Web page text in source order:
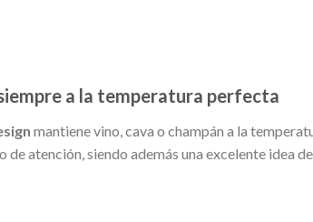
a la temperatura perfecta
mantiene vino, cava o champán a la
atención, siendo además una excelente idea